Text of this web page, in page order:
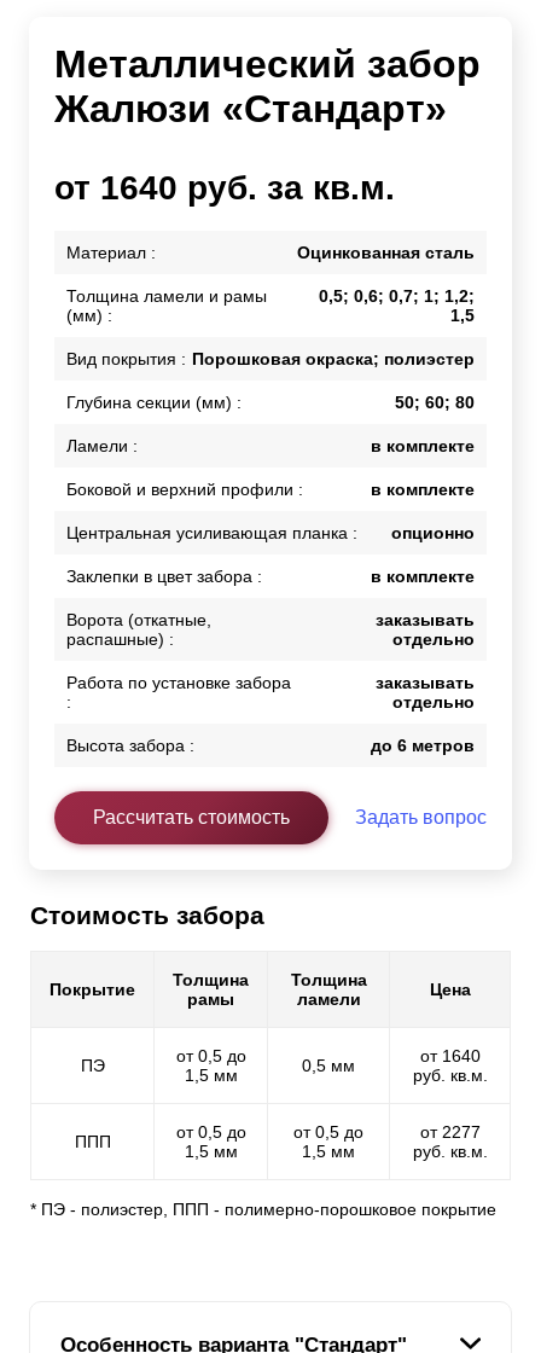
Металлический забор
Жалюзи «Стандарт»
от 1640 руб. за кв.м.
Материал : Оцинкованная сталь
Толщина ламели и рамы
(мм) :
0,5; 0,6; 0,7; 1; 1,2;
1,5
Вид покрытия : Порошковая окраска; полиэстер
Глубина секции (мм) : 50; 60; 80
Ламели : в комплекте
Боковой и верхний профили : в комплекте
Центральная усиливающая планка : опционно
Заклепки в цвет забора : в комплекте
Ворота (откатные,
распашные) :
заказывать
отдельно
Работа по установке забора
:
заказывать
отдельно
Высота забора : до 6 метров
Рассчитать стоимость Задать вопрос
Стоимость забора
Покрытие
Толщина
рамы
Толщина
ламели
Цена
ПЭ
от 0,5 до
1,5 мм
0,5 мм
от 1640
руб. кв.м.
ППП
от 0,5 до
1,5 мм
от 0,5 до
1,5 мм
от 2277
руб. кв.м.
* ПЭ - полиэстер, ППП - полимерно-порошковое покрытие
Особенность варианта "Стандарт"